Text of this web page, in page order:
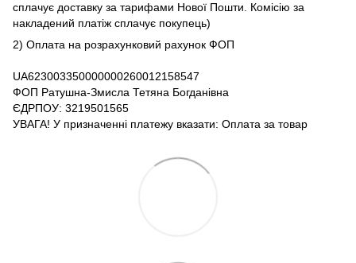
сплачує доставку за тарифами Нової Пошти. Комісію за
накладений платіж сплачує покупець)
2) Оплата на розрахунковий рахунок ФОП
UA623003350000000260012158547
ФОП Ратушна-Змисла Тетяна Богданівна
ЄДРПОУ: 3219501565
УВАГА! У призначенні платежу вказати: Оплата за товар